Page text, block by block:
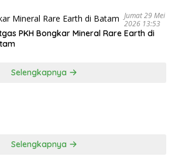
Jumat 29 Mei
2026 13:53
PKH Bongkar Mineral Rare Earth di
Selengkapnya
Selengkapnya